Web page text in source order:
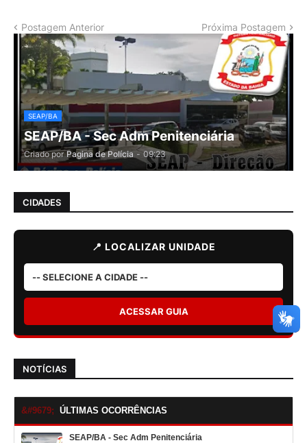
Postagem Anterior Próxima Postagem
SEAP/BA
SEAP/BA - Sec Adm Penitenciária
Criado por Pagina de Polícia - 09:23
CIDADES
📍 LOCALIZAR UNIDADE
ACESSAR GUIA
NOTÍCIAS
ÚLTIMAS OCORRÊNCIAS
SEAP/BA - Sec Adm Penitenciária